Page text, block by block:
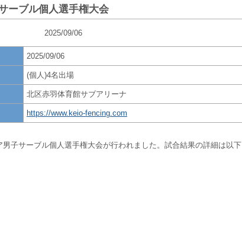
ーブル個人選手権大会
部 2025/09/06
2025/09/06
(個人)4名出場
北区赤羽体育館サブアリーナ
https://www.keio-fencing.com
子サーブル個人選手権大会が行われました。試合結果の詳細は以下